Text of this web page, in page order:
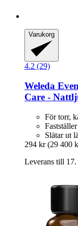
Varukorg
4.2 (29)
Weleda
Care -​
För torr,
Slätar ut
294 kr (29 400
Leverans till 17.